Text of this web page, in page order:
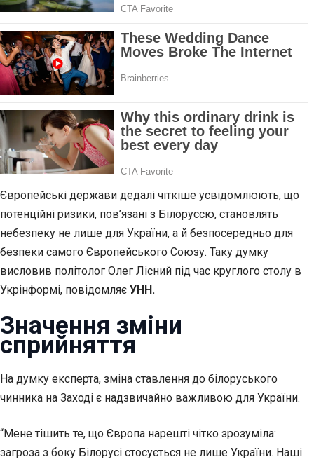
Європейські держави дедалі чіткіше усвідомлюють, що
потенційні ризики, пов’язані з Білоруссю, становлять
небезпеку не лише для України, а й безпосередньо для
безпеки самого Європейського Союзу. Таку думку
висловив політолог Олег Лісний під час круглого столу в
Укрінформі, повідомляє УНН.
Значення зміни
сприйняття
На думку експерта, зміна ставлення до білоруського
чинника на Заході є надзвичайно важливою для України.
“Мене тішить те, що Європа нарешті чітко зрозуміла:
загроза з боку Білорусі стосується не лише України. Наші